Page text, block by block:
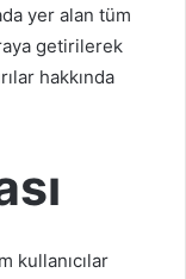
yer alan tüm
getirilerek
hakkında
kullanıcılar